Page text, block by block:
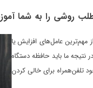
را به شما
مهم‌ترین عامل‌های افزایش یا
نتیجه ما باید حافظه دستگاه
تلفن‌همراه برای خالی کردن